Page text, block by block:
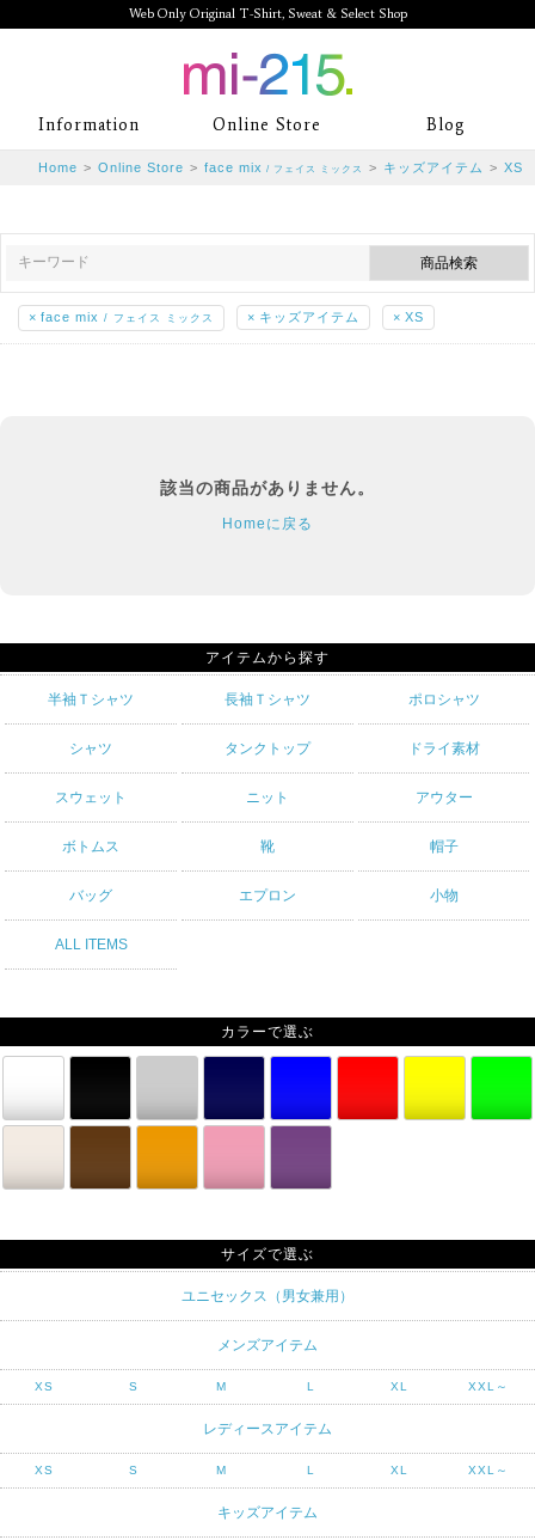
Web Only Original T-Shirt, Sweat & Select Shop
mi-215. Web Only Original T-Shirt,
Sweat & Select Shop mi-215. Tシャ
ランド専門通販
Information Online Store Blog
Home > Online Store > face mix / フェイス ミックス > キッズアイテム > XS
× face mix / フェイス ミックス × キッズアイテム × XS
該当の商品がありません。
Homeに戻る
アイテムから探す
半袖Ｔシャツ 長袖Ｔシャツ ポロシャツ
シャツ タンクトップ ドライ素材
スウェット ニット アウター
ボトムス 靴 帽子
バッグ エプロン 小物
ALL ITEMS
カラーで選ぶ
サイズで選ぶ
ユニセックス（男女兼用）
メンズアイテム
XS S M L XL XXL～
レディースアイテム
XS S M L XL XXL～
キッズアイテム